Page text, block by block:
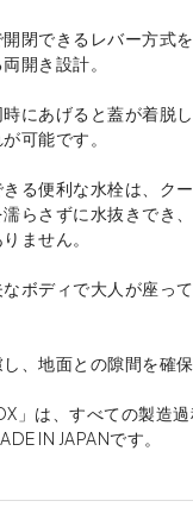
閉できるレバー方式
開き設計。
にあげると蓋が着脱
可能です。
る便利な水栓は、ク
らさずに水抜きでき
ません。
ボディで大人が座っ
、地面との隙間を確保
」は、すべての製造
IN JAPANです。